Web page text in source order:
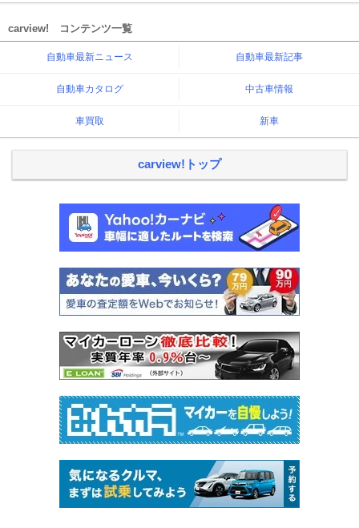
carview! コンテンツ一覧
自動車最新ニュース 自動車最新記事
自動車カタログ 中古車情報
車買取 新車
carview!トップ